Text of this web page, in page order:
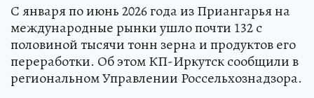
С января по июнь 2026 года из Приангарья на
международные рынки ушло почти 132 с
половиной тысячи тонн зерна и продуктов его
переработки. Об этом КП-Иркутск сообщили в
региональном Управлении Россельхознадзора.